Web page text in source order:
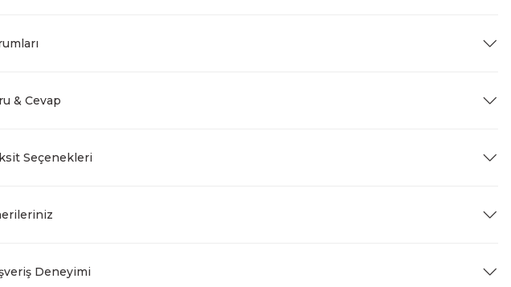
& Cevap
Seçenekleri
Deneyimi